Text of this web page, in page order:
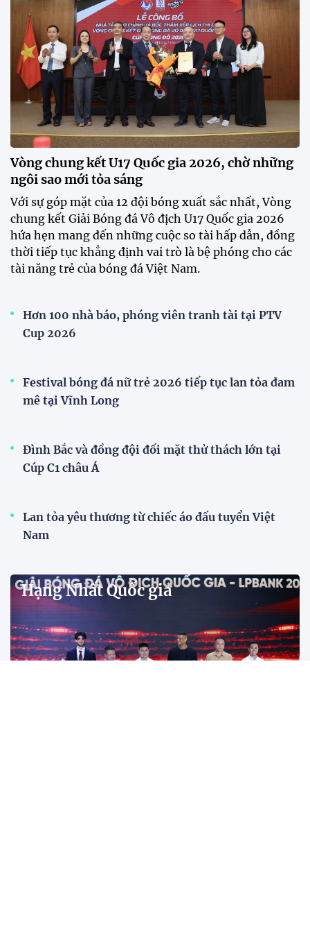
đua sôi động, đồng thời là bệ phóng cho những
gương mặt triển vọng của bóng đá Việt Nam.
Khai mạc chương trình tuyển sinh, phát hiện tài
năng bóng đá nữ
ĐKVĐ Cúp Quốc gia chiêu mộ sao trẻ của ĐT Việt
Nam
Đình Bắc cùng dàn sao CAHN "thắng lớn" tại
V.League Awards 2026
Loạt cầu thủ U19 Việt Nam thi tốt nghiệp THPT
Đình Bắc cùng dàn sao CAHN "thắng lớn" tại
V.League Awards 2026
an Hà Nội được xướng tên ở hàng loạt hạng mục
quan trọng tại V.League Awards 2026 sau mùa giải
thành công rực rỡ.
Đánh bại Ninh Bình, Công an TPHCM giành ngôi